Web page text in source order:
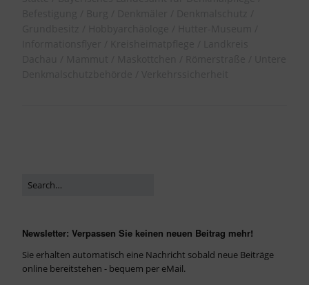
Newsletter: Verpassen Sie keinen neuen Beitrag mehr!
Sie erhalten automatisch eine Nachricht sobald neue Beiträge
online bereitstehen - bequem per eMail.